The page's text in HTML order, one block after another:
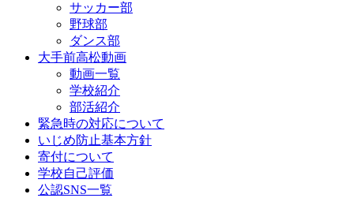
サッカー部
野球部
ダンス部
大手前高松動画
動画一覧
学校紹介
部活紹介
緊急時の対応について
いじめ防止基本方針
寄付について
学校自己評価
公認SNS一覧